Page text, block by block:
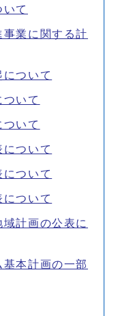
て
事業に関する計
ついて
いて
いて
ついて
ついて
ついて
計画の公表に
本計画の一部